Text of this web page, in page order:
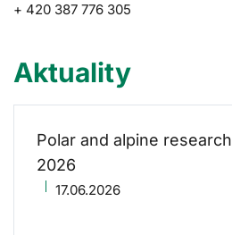
+ 420 387 776 305
Aktuality
Polar and alpine
2026
17.06.2026